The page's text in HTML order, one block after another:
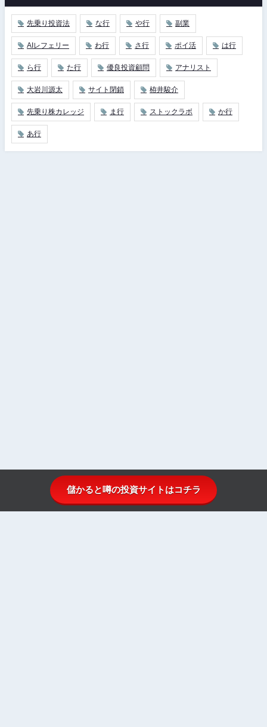
先乗り投資法 な行 や行 副業
AIレフェリー わ行 さ行 ポイ活 は行
ら行 た行 優良投資顧問 アナリスト
大岩川源太 サイト閉鎖 栫井駿介
先乗り株カレッジ ま行 ストックラボ か行
あ行
儲かると噂の投資サイトはコチラ